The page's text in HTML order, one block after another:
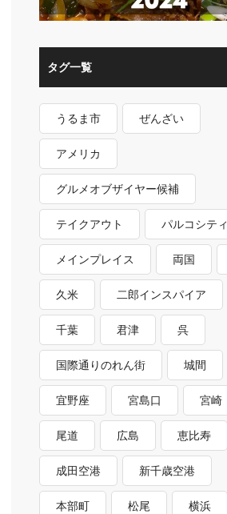
タグ一覧
うるま市 ぜんざい
アメリカ
グルメオブザイヤー候補
テイクアウト パルコシティ
メインプレイス 両国
久米 二郎インスパイア
千葉 君津 呉
国際通りのれん街 城間
宜野座 宮島口 宮崎
尾道 広島 恵比寿
成田空港 新千歳空港
本部町 松尾 横浜